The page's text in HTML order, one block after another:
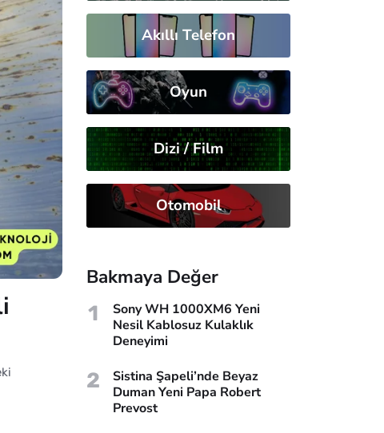
Akıllı Telefon
Oyun
Dizi / Film
Otomobil
Bakmaya Değer
1
Sony WH 1000XM6 Yeni
Nesil Kablosuz Kulaklık
Deneyimi
2
Sistina Şapeli’nde Beyaz
Duman Yeni Papa Robert
Prevost